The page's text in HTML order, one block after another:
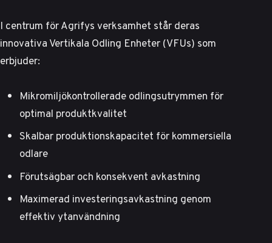
I centrum för Agrifys verksamhet står deras
innovativa Vertikala Odling Enheter (VFUs) som
erbjuder:
Mikromiljökontrollerade odlingsutrymmen för
optimal produktkvalitet
Skalbar produktionskapacitet för kommersiella
odlare
Förutsägbar och konsekvent avkastning
Maximerad investeringsavkastning genom
effektiv ytanvändning